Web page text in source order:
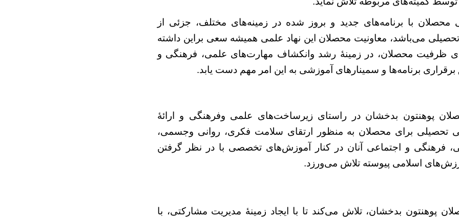
محصلان با برنامه‌های جدید و بروز شده در زمینه‌های مختلف، جزئی از
می‌باشد، معاونیت محصلان این نهاد علمی همیشه سعی براین داشته
ظرفیت محصلان، در زمینۀ رشد وانکشاف مهارت‌های علمی، فرهنگی و
برقراری برنامه‌ها و سمینارهای آموزشی به این امر مهم دست یابد.
پوهنتون بدخشان در راستای زیرساخت‌های علمی وفرهنگی و ارائۀ
تحصیلی برای محصلان به منظور ارتقای سلامت فکری، روانی وجسمی،
فرهنگی و اجتماعی آنان در کنار آموزش‌های تخصصی با در نظر گرفتن
اسلامی پیوسته تلاش می‌ورزد.
پوهنتون بدخشان، تلاش می‌کند تا با ایجاد زمینۀ مدیریت مشارکتی، با